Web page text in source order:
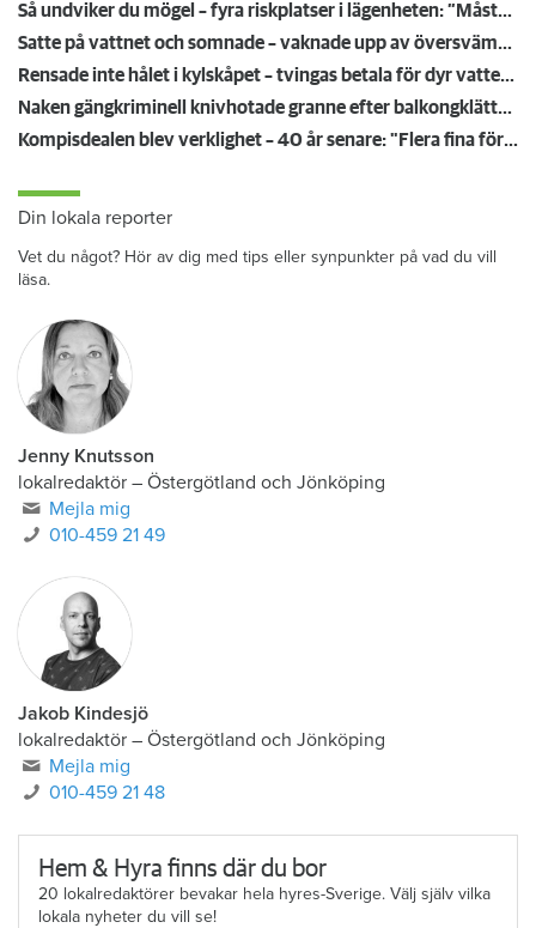
Så undviker du mögel – fyra riskplatser i lägenheten: ”Måste städa bort”
Satte på vattnet och somnade – vaknade upp av översvämning hos grannen
Rensade inte hålet i kylskåpet – tvingas betala för dyr vattenskada
Naken gängkriminell knivhotade granne efter balkongklättring
Kompisdealen blev verklighet – 40 år senare: "Flera fina fördelar med att dela bostad"
Din lokala reporter
Vet du något? Hör av dig med tips eller synpunkter på vad du vill
läsa.
Jenny Knutsson
lokalredaktör – Östergötland och Jönköping
Mejla mig
010-459 21 49
Jakob Kindesjö
lokalredaktör – Östergötland och Jönköping
Mejla mig
010-459 21 48
Hem & Hyra finns där du bor
20 lokalredaktörer bevakar hela hyres-Sverige. Välj själv vilka
lokala nyheter du vill se!